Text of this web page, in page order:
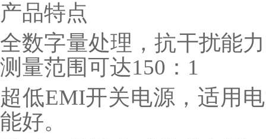
产品特点
全数字量处理，抗干扰能
测量范围可达150：1
超低EMI开关电源，适用
能好。